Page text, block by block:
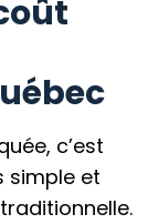
c’est
simple et